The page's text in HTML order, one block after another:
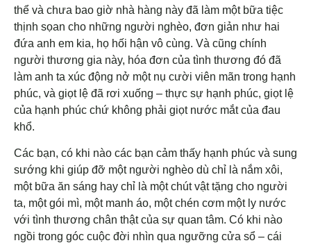
thể và chưa bao giờ nhà hàng này đã làm một bữa tiệc
thịnh sọan cho những người nghèo, đơn giản như hai
đứa anh em kia, họ hối hận vô cùng. Và cũng chính
người thương gia này, hóa đơn của tình thương đó đã
làm anh ta xúc động nở một nụ cười viên mãn trong hạnh
phúc, và giọt lệ đã rơi xuống – thực sự hạnh phúc, giọt lệ
của hạnh phúc chứ không phải giọt nước mắt của đau
khổ.
Các bạn, có khi nào các bạn cảm thấy hạnh phúc và sung
sướng khi giúp đỡ một người nghèo dù chỉ là nắm xôi,
một bữa ăn sáng hay chỉ là một chút vật tặng cho người
ta, một gói mì, một manh áo, một chén cơm một ly nước
với tình thương chân thật của sự quan tâm. Có khi nào
ngồi trong góc cuộc đời nhìn qua ngưỡng cửa sổ – cái